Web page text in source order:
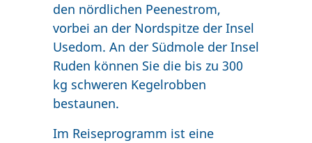
den nördlichen Peenestrom,
vorbei an der Nordspitze der Insel
Usedom. An der Südmole der Insel
Ruden können Sie die bis zu 300
kg schweren Kegelrobben
bestaunen.
Im Reiseprogramm ist eine